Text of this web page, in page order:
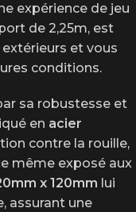
expérience de jeu
de 2,25m, est
et vous
conditions.
sa robustesse et
en acier
contre la rouille,
même exposé aux
x 120mm lui
assurant une